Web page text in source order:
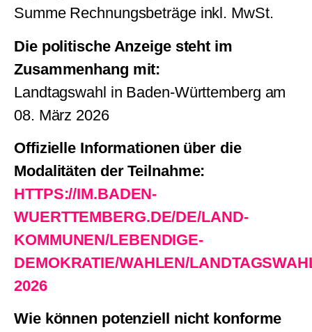
Summe Rechnungsbeträge inkl. MwSt.
Die politische Anzeige steht im
Zusammenhang mit:
Landtagswahl in Baden-Württemberg am
08. März 2026
Offizielle Informationen über die
Modalitäten der Teilnahme:
HTTPS://IM.BADEN-
WUERTTEMBERG.DE/DE/LAND-
KOMMUNEN/LEBENDIGE-
DEMOKRATIE/WAHLEN/
2026
Wie können potenziell nicht konforme